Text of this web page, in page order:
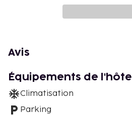
Avis
Équipements de l'hôtel
Climatisation
Parking